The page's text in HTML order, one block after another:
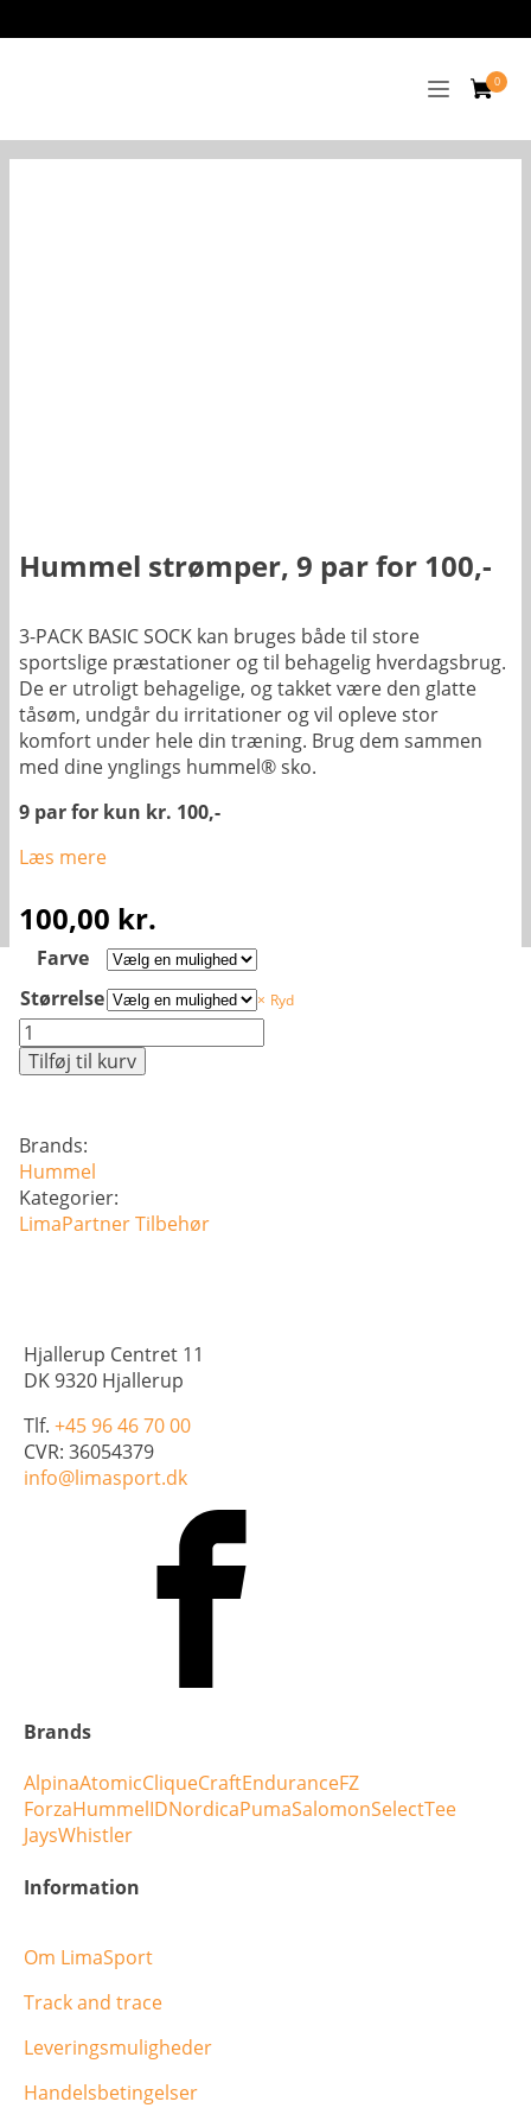
Hummel strømper, 9 par for 100,-
3-PACK BASIC SOCK kan bruges både til store
sportslige præstationer og til behagelig hverdagsbrug.
De er utroligt behagelige, og takket være den glatte
tåsøm, undgår du irritationer og vil opleve stor
komfort under hele din træning. Brug dem sammen
med dine ynglings hummel® sko.
9 par for kun kr. 100,-
Læs mere
100,00 kr.
Farve
Størrelse
Ryd
Hummel
strømper,
9
for
100,-
antal
Tilføj til kurv
Brands:
Hummel
Kategorier:
LimaPartnerTilbehør
Hjallerup Centret 11
DK 9320 Hjallerup
Tlf. +45 96 46 70 00
CVR: 36054379
info@limasport.dk
Brands
AlpinaAtomicCliqueCraftEnduranceFZ
ForzaHummelIDNordicaPumaSalomonSelectTee
JaysWhistler
Information
Om LimaSport
Track and trace
Leveringsmuligheder
Handelsbetingelser